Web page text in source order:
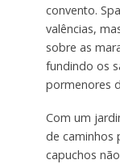
convento.
valências,
sobre as
fundindo os
pormenores
Com um
de caminhos
capuchos